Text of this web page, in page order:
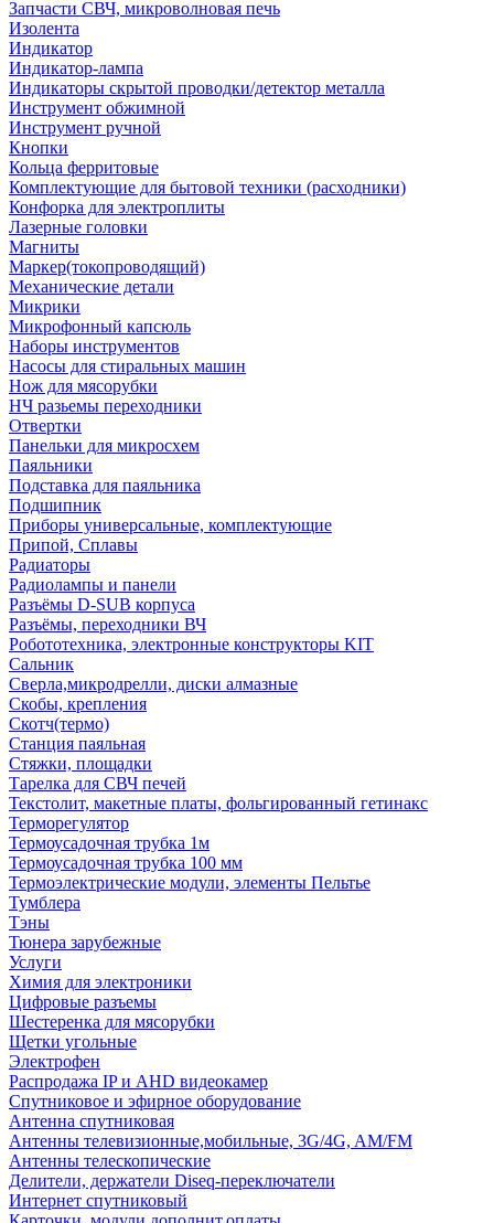
Запчасти СВЧ, микроволновая печь
Изолента
Индикатор
Индикатор-лампа
Индикаторы скрытой проводки/детектор металла
Инструмент обжимной
Инструмент ручной
Кнопки
Кольца ферритовые
Комплектующие для бытовой техники (расходники)
Конфорка для электроплиты
Лазерные головки
Магниты
Маркер(токопроводящий)
Механические детали
Микрики
Микрофонный капсюль
Наборы инструментов
Насосы для стиральных машин
Нож для мясорубки
НЧ разьемы переходники
Отвертки
Панельки для микросхем
Паяльники
Подставка для паяльника
Подшипник
Приборы универсальные, комплектующие
Припой, Сплавы
Радиаторы
Радиолампы и панели
Разъёмы D-SUB корпуса
Разъёмы, переходники ВЧ
Робототехника, электронные конструкторы KIT
Сальник
Сверла,микродрелли, диски алмазные
Скобы, крепления
Скотч(термо)
Станция паяльная
Стяжки, площадки
Тарелка для СВЧ печей
Текстолит, макетные платы, фольгированный гетинакс
Терморегулятор
Термоусадочная трубка 1м
Термоусадочная трубка 100 мм
Термоэлектрические модули, элементы Пельтье
Тумблера
Тэны
Тюнера зарубежные
Услуги
Химия для электроники
Цифровые разъемы
Шестеренка для мясорубки
Щетки угольные
Электрофен
Распродажа IP и AHD видеокамер
Спутниковое и эфирное оборудование
Антенна спутниковая
Антенны телевизионные,мобильные, 3G/4G, AM/FM
Антенны телескопические
Делители, держатели Diseq-переключатели
Интернет спутниковый